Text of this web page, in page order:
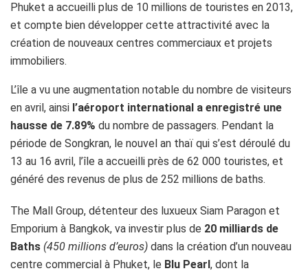
Phuket a accueilli plus de 10 millions de touristes en 2013,
et compte bien développer cette attractivité avec la
création de nouveaux centres commerciaux et projets
immobiliers.
L’île a vu une augmentation notable du nombre de visiteurs
en avril, ainsi l’aéroport international a enregistré une
hausse de 7.89% du nombre de passagers. Pendant la
période de Songkran, le nouvel an thaï qui s’est déroulé du
13 au 16 avril, l’île a accueilli près de 62 000 touristes, et
généré des revenus de plus de 252 millions de baths.
The Mall Group, détenteur des luxueux Siam Paragon et
Emporium à Bangkok, va investir plus de 20 milliards de
Baths (450 millions d’euros) dans la création d’un nouveau
centre commercial à Phuket, le Blu Pearl , dont la